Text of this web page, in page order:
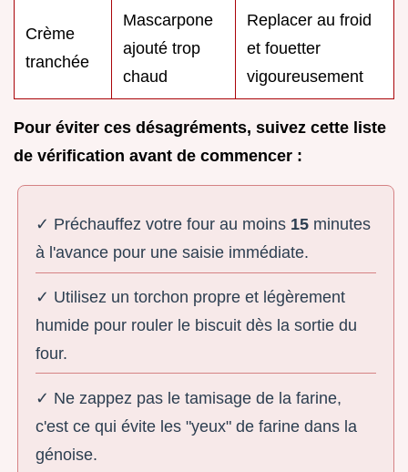
Crème
tranchée
Mascarpone
ajouté trop
chaud
Replacer au froid
et fouetter
vigoureusement
Pour éviter ces désagréments, suivez cette liste
de vérification avant de commencer :
✓ Préchauffez votre four au moins 15 minutes
à l'avance pour une saisie immédiate.
✓ Utilisez un torchon propre et légèrement
humide pour rouler le biscuit dès la sortie du
four.
✓ Ne zappez pas le tamisage de la farine,
c'est ce qui évite les "yeux" de farine dans la
génoise.